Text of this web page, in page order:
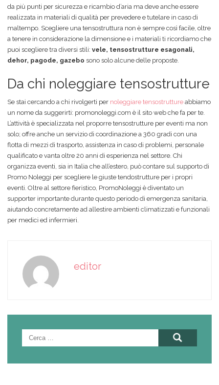
da più punti per sicurezza e ricambio d’aria ma deve anche essere
realizzata in materiali di qualità per prevedere e tutelare in caso di
maltempo. Scegliere una tensostruttura non è sempre così facile, oltre
a tenere in considerazione la dimensione e i materiali ti ricordiamo che
puoi scegliere tra diversi stili: vele, tensostrutture esagonali,
dehor, pagode, gazebo sono solo alcune delle proposte.
Da chi noleggiare tensostrutture
Se stai cercando a chi rivolgerti per noleggiare tensostrutture abbiamo
un nome da suggerirti: promonoleggi.com è il sito web che fa per te.
L’attività è specializzata nel proporre tensostrutture per eventi ma non
solo; offre anche un servizio di coordinazione a 360 gradi con una
flotta di mezzi di trasporto, assistenza in caso di problemi, personale
qualificato e vanta oltre 20 anni di esperienza nel settore. Chi
organizza eventi, sia in Italia che all’estero, può contare sul supporto di
Promo Noleggi per scegliere le giuste tendostrutture per i propri
eventi. Oltre al settore fieristico, PromoNoleggi è diventato un
supporter importante durante questo periodo di emergenza sanitaria,
aiutando concretamente ad allestire ambienti climatizzati e funzionali
per medici ed infermieri.
editor
Ricerca
per: